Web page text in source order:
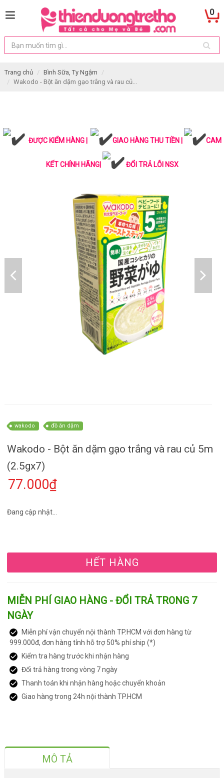
0
Trang chủ
Bình Sữa, Ty Ngậm
Wakodo - Bột ăn dặm gạo trắng và rau củ...
ĐƯỢC KIỂM HÀNG | GIAO HÀNG THU TIỀN | CAM
KẾT CHÍNH HÃNG| ĐỔI TRẢ LỖI NSX
wakodo đồ ăn dặm
Wakodo - Bột ăn dặm gạo trắng và rau củ 5m
(2.5gx7)
77.000₫
Đang cập nhật...
HẾT HÀNG
MIỄN PHÍ GIAO HÀNG - ĐỔI TRẢ TRONG 7
NGÀY
Miễn phí vận chuyển nội thành TP.HCM với đơn hàng từ
999.000đ, đơn hàng tỉnh hỗ trợ 50% phí ship (*)
Kiểm tra hàng trước khi nhận hàng
Đổi trả hàng trong vòng 7 ngày
Thanh toán khi nhận hàng hoặc chuyển khoản
Giao hàng trong 24h nội thành TP.HCM
MÔ TẢ